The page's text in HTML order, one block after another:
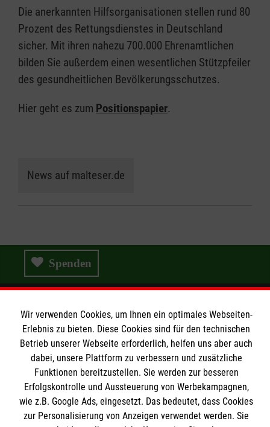
Die anerkannten Hilfsorganisationen stellen rund 80
Prozent des Rettungsdienstes in Deutschland
sicher. Mit ihren nahezu 700.000 Ehrenamtlichen
bilden Sie außerdem einen wesentlichen Stützpfeiler
des gesundheitlichen Bevölkerungsschutzes.
Hier geht es zum Positionspapier.
News auf malteser.de
Spenden
Wir Malteser
Wir Malteser
Spenden & Helfen
Angebote & Leistungen
Kursangebote
Informationen
Wir verwenden Cookies, um Ihnen ein optimales Webseiten-
Erlebnis zu bieten. Diese Cookies sind für den technischen
Betrieb unserer Webseite erforderlich, helfen uns aber auch
dabei, unsere Plattform zu verbessern und zusätzliche
Funktionen bereitzustellen. Sie werden zur besseren
Erfolgskontrolle und Aussteuerung von Werbekampagnen,
wie z.B. Google Ads, eingesetzt. Das bedeutet, dass Cookies
zur Personalisierung von Anzeigen verwendet werden. Sie